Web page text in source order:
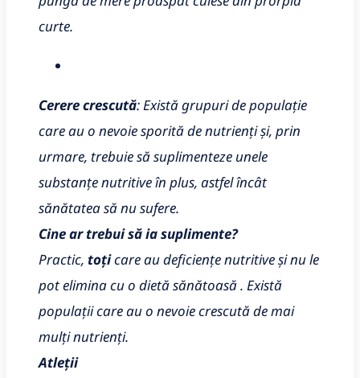
curte.
Cerere crescută: Există grupuri de populație
care au o nevoie sporită de nutrienți și, prin
urmare, trebuie să suplimenteze unele
substanțe nutritive în plus, astfel încât
sănătatea să nu sufere.
Cine ar trebui să ia suplimente?
Practic, toțicare au deficiențe nutritive și nu le
pot elimina cu o dietă sănătoasă . Există
populații care au o nevoie crescută de mai
mulți nutrienți.
Atleții